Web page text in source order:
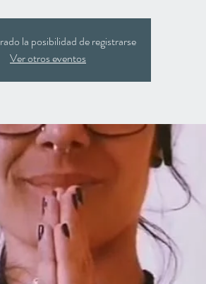
la posibilidad de registrarse
Ver otros eventos